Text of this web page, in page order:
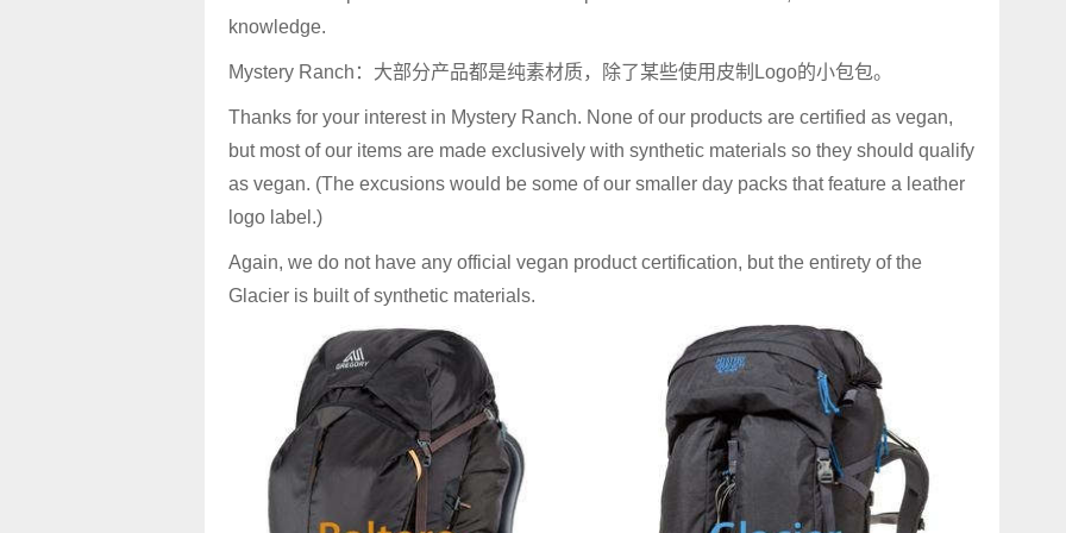
knowledge.
Mystery Ranch：大部分产品都是纯素材质，除了某些使用皮制Logo的小包包。
Thanks for your interest in Mystery Ranch. None of our products are certified as vegan,
but most of our items are made exclusively with synthetic materials so they should qualify
as vegan. (The excusions would be some of our smaller day packs that feature a leather
logo label.)
Again, we do not have any official vegan product certification, but the entirety of the
Glacier is built of synthetic materials.